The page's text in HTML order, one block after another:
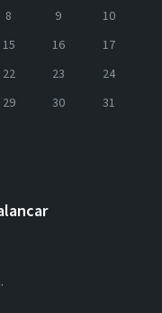
8 9
10
15 16
17
22 23
24
29 30 31